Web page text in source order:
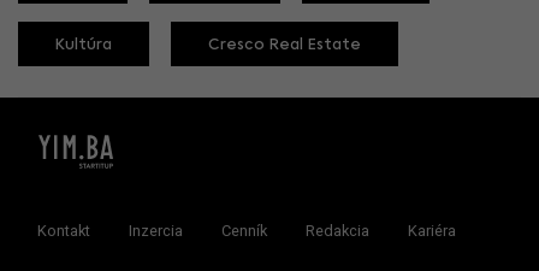
Kultúra Cresco Real Estate
Kontakt Inzercia Cenník Redakcia Kariéra